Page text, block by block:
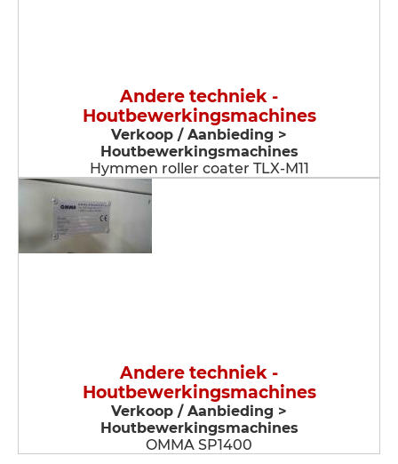
Andere techniek -
Houtbewerkingsmachines
Verkoop / Aanbieding >
Houtbewerkingsmachines
Hymmen roller coater TLX-M11
Andere techniek -
Houtbewerkingsmachines
Verkoop / Aanbieding >
Houtbewerkingsmachines
OMMA SP1400